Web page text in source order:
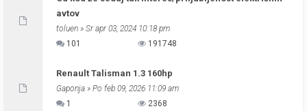
avtov
toluen » Sr apr 03, 2024 10:18 pm
101
191748
Renault Talisman 1.3 160hp
Gaponja » Po feb 09, 2026 11:09 am
1
2368